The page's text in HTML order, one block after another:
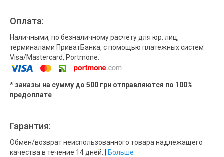
Оплата:
Наличными, по безналичному расчету для юр. лиц,
терминалами ПриватБанка, с помощью платежных систем
Visa/Mastercard, Portmone.
* заказы на сумму до 500 грн отправляются по 100%
предоплате
Гарантия:
Обмен/возврат неиспользованного товара надлежащего
качества в течение 14 дней. |
Больше